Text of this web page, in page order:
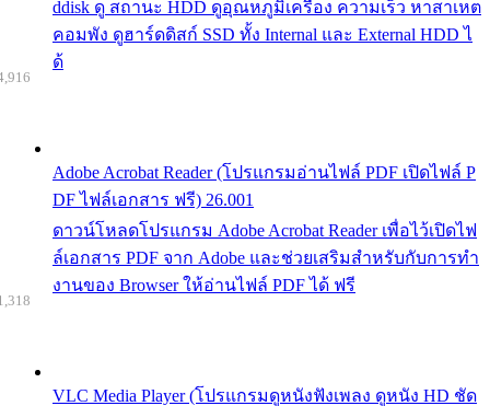
ddisk ดู สถานะ HDD ดูอุณหภูมิเครื่อง ความเร็ว หาสาเหต
คอมพัง ดูฮาร์ดดิสก์ SSD ทั้ง Internal และ External HDD ไ
ด้
Adobe Acrobat Reader (โปรแกรมอ่านไฟล์ PDF เปิดไฟล์ P
DF ไฟล์เอกสาร ฟรี) 26.001
ดาวน์โหลดโปรแกรม Adobe Acrobat Reader เพื่อไว้เปิดไฟ
ล์เอกสาร PDF จาก Adobe และช่วยเสริมสำหรับกับการทำ
งานของ Browser ให้อ่านไฟล์ PDF ได้ ฟรี
VLC Media Player (โปรแกรมดูหนังฟังเพลง ดูหนัง HD ชัด